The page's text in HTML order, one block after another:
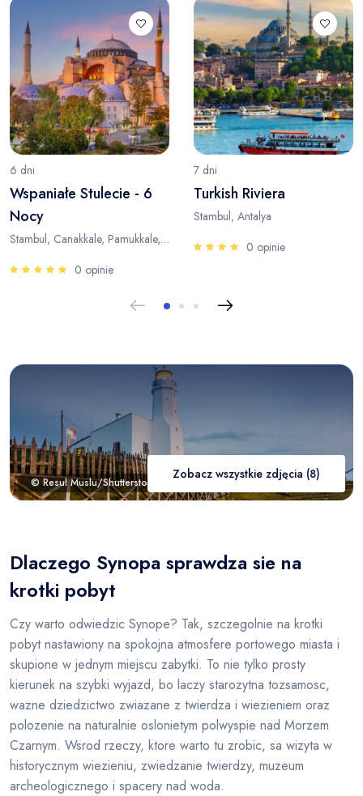
6 dni
Wspaniałe Stulecie - 6
Nocy
Stambul, Canakkale, Pamukkale, Antalya
0 opinie
7 dni
Turkish Riviera
Stambul, Antalya
0 opinie
© Resul Muslu/Shutterstock.com
Zobacz wszystkie zdjęcia (8)
Dlaczego Synopa sprawdza sie na
krotki pobyt
Czy warto odwiedzic Synope? Tak, szczegolnie na krotki
pobyt nastawiony na spokojna atmosfere portowego miasta i
skupione w jednym miejscu zabytki. To nie tylko prosty
kierunek na szybki wyjazd, bo laczy starozytna tozsamosc,
wazne dziedzictwo zwiazane z twierdza i wiezieniem oraz
polozenie na naturalnie oslonietym polwyspie nad Morzem
Czarnym. Wsrod rzeczy, ktore warto tu zrobic, sa wizyta w
historycznym wiezieniu, zwiedzanie twierdzy, muzeum
archeologicznego i spacery nad woda.